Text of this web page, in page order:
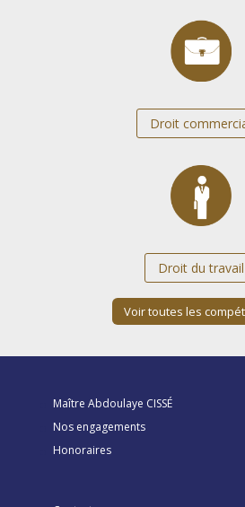
Droit
Droit du travail
Voir toutes les
Maître Abdoulaye CISSÉ
Nos engagements
Honoraires